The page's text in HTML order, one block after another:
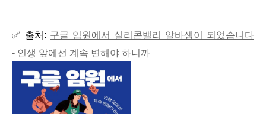
✅ 출처: 구글 임원에서 실리콘밸리 알바생이 되었습니다
- 인생 앞에선 계속 변해야 하니까